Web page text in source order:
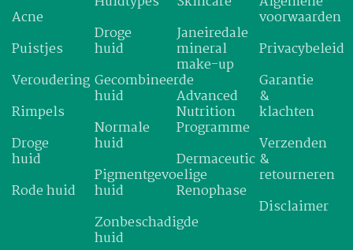
Acne
Puistjes
Veroudering
Rimpels
Droge
huid
Rode huid
Droge
huid
Gecombineerde
huid
Normale
huid
Pigmentgevoelige
huid
Zonbeschadigde
huid
Janeiredale
mineral
make-up
Advanced
Nutrition
Programme
Dermaceutic
Renophase
voorwaarden
Privacybeleid
Garantie
&
klachten
Verzenden
&
retourneren
Disclaimer